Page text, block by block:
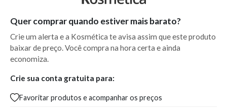
Quer comprar quando estiver mais barato?
Crie um alerta e a Kosmética te avisa assim que este produto
baixar de preço. Você compra na hora certa e ainda
economiza.
Crie sua conta gratuita para:
Favoritar produtos e acompanhar os preços